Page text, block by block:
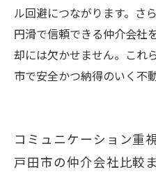
ル回避につながります。さ
円滑で信頼できる仲介会社
却には欠かせません。これ
市で安全かつ納得のいく不
コミュニケーション重
戸田市の仲介会社比較